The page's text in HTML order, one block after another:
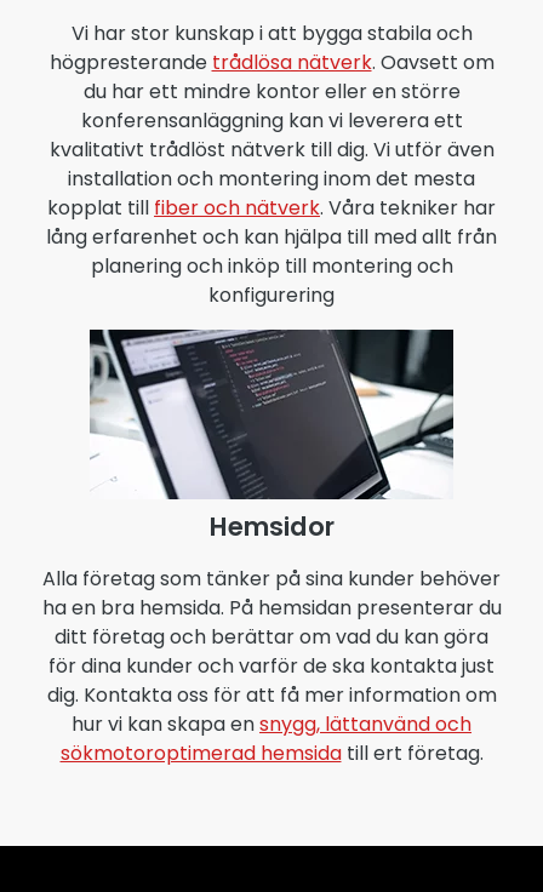
Vi har stor kunskap i att bygga stabila och
högpresterande trådlösa nätverk. Oavsett om
du har ett mindre kontor eller en större
konferensanläggning kan vi leverera ett
kvalitativt trådlöst nätverk till dig. Vi utför även
installation och montering inom det mesta
kopplat till fiber och nätverk. Våra tekniker har
lång erfarenhet och kan hjälpa till med allt från
planering och inköp till montering och
konfigurering
Hemsidor
Alla företag som tänker på sina kunder behöver
ha en bra hemsida. På hemsidan presenterar du
ditt företag och berättar om vad du kan göra
för dina kunder och varför de ska kontakta just
dig. Kontakta oss för att få mer information om
hur vi kan skapa ensnygg, lättanvänd och
sökmotoroptimerad hemsidatill ert företag.